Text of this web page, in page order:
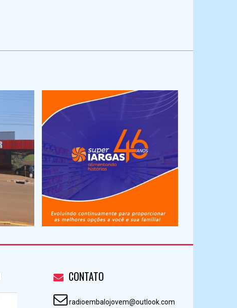
CONTATO
radioembalojovem@outlook.com